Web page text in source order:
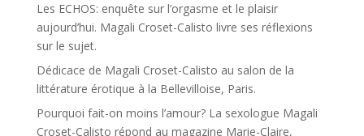
Les ECHOS: enquête sur l’orgasme et le plaisir
aujourd’hui. Magali Croset-Calisto livre ses réflexions
sur le sujet.
Dédicace de Magali Croset-Calisto au salon de la
littérature érotique à la Bellevilloise, Paris.
Pourquoi fait-on moins l’amour? La sexologue Magali
Croset-Calisto répond au magazine Marie-Claire,